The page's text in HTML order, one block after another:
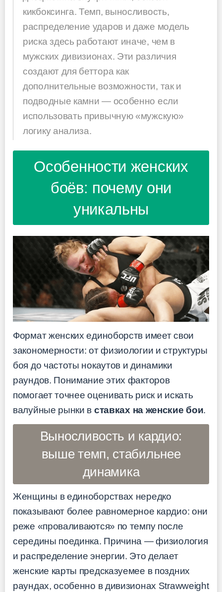
кикбоксинга. Темп, выносливость,
распределение ударов и даже модель
риска здесь работают иначе, чем в
мужских дивизионах. Эти различия
создают для беттора как
дополнительные возможности, так и
подводные камни — особенно если
использовать привычную «мужскую»
логику анализа.
Особенности женских
боёв: почему они
уникальны
Формат женских единоборств имеет свои
закономерности: от физиологии и структуры
боя до частоты нокаутов и динамики
раундов. Понимание этих факторов
помогает точнее оценивать риск и искать
валуйные рынки в ставках на женские бои.
Выносливость и кардио:
выше темп, стабильнее
динамика
Женщины в единоборствах нередко
показывают более равномерное кардио: они
реже «проваливаются» по темпу после
середины поединка. Причина — физиология
и распределение энергии. Это делает
женские карты предсказуемее в поздних
раундах, особенно в дивизионах Strawweight